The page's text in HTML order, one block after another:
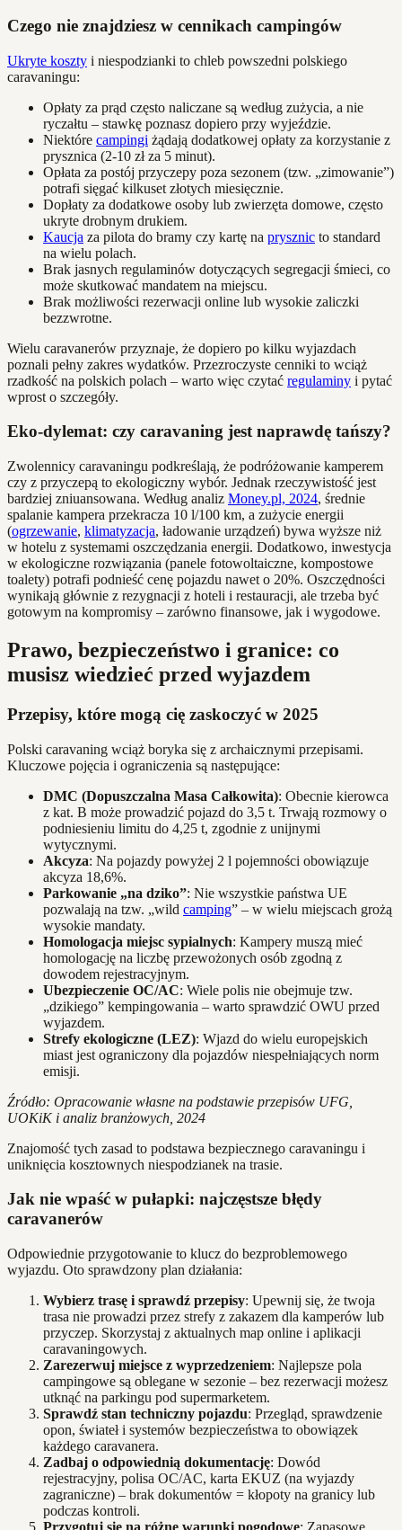
Czego nie znajdziesz w cennikach campingów
Ukryte koszty i niespodzianki to chleb powszedni polskiego
caravaningu:
Opłaty za prąd często naliczane są według zużycia, a nie
ryczałtu – stawkę poznasz dopiero przy wyjeździe.
Niektóre campingi żądają dodatkowej opłaty za korzystanie z
prysznica (2-10 zł za 5 minut).
Opłata za postój przyczepy poza sezonem (tzw. „zimowanie”)
potrafi sięgać kilkuset złotych miesięcznie.
Dopłaty za dodatkowe osoby lub zwierzęta domowe, często
ukryte drobnym drukiem.
Kaucja za pilota do bramy czy kartę na prysznic to standard
na wielu polach.
Brak jasnych regulaminów dotyczących segregacji śmieci, co
może skutkować mandatem na miejscu.
Brak możliwości rezerwacji online lub wysokie zaliczki
bezzwrotne.
Wielu caravanerów przyznaje, że dopiero po kilku wyjazdach
poznali pełny zakres wydatków. Przezroczyste cenniki to wciąż
rzadkość na polskich polach – warto więc czytać regulaminy i pytać
wprost o szczegóły.
Eko-dylemat: czy caravaning jest naprawdę tańszy?
Zwolennicy caravaningu podkreślają, że podróżowanie kamperem
czy z przyczepą to ekologiczny wybór. Jednak rzeczywistość jest
bardziej zniuansowana. Według analiz Money.pl, 2024, średnie
spalanie kampera przekracza 10 l/100 km, a zużycie energii
(ogrzewanie, klimatyzacja, ładowanie urządzeń) bywa wyższe niż
w hotelu z systemami oszczędzania energii. Dodatkowo, inwestycja
w ekologiczne rozwiązania (panele fotowoltaiczne, kompostowe
toalety) potrafi podnieść cenę pojazdu nawet o 20%. Oszczędności
wynikają głównie z rezygnacji z hoteli i restauracji, ale trzeba być
gotowym na kompromisy – zarówno finansowe, jak i wygodowe.
Prawo, bezpieczeństwo i granice: co
musisz wiedzieć przed wyjazdem
Przepisy, które mogą cię zaskoczyć w 2025
Polski caravaning wciąż boryka się z archaicznymi przepisami.
Kluczowe pojęcia i ograniczenia są następujące:
DMC (Dopuszczalna Masa Całkowita): Obecnie kierowca
z kat. B może prowadzić pojazd do 3,5 t. Trwają rozmowy o
podniesieniu limitu do 4,25 t, zgodnie z unijnymi
wytycznymi.
Akcyza: Na pojazdy powyżej 2 l pojemności obowiązuje
akcyza 18,6%.
Parkowanie „na dziko”: Nie wszystkie państwa UE
pozwalają na tzw. „wild camping” – w wielu miejscach grożą
wysokie mandaty.
Homologacja miejsc sypialnych: Kampery muszą mieć
homologację na liczbę przewożonych osób zgodną z
dowodem rejestracyjnym.
Ubezpieczenie OC/AC: Wiele polis nie obejmuje tzw.
„dzikiego” kempingowania – warto sprawdzić OWU przed
wyjazdem.
Strefy ekologiczne (LEZ): Wjazd do wielu europejskich
miast jest ograniczony dla pojazdów niespełniających norm
emisji.
Źródło: Opracowanie własne na podstawie przepisów UFG,
UOKiK i analiz branżowych, 2024
Znajomość tych zasad to podstawa bezpiecznego caravaningu i
uniknięcia kosztownych niespodzianek na trasie.
Jak nie wpaść w pułapki: najczęstsze błędy
caravanerów
Odpowiednie przygotowanie to klucz do bezproblemowego
wyjazdu. Oto sprawdzony plan działania:
Wybierz trasę i sprawdź przepisy: Upewnij się, że twoja
trasa nie prowadzi przez strefy z zakazem dla kamperów lub
przyczep. Skorzystaj z aktualnych map online i aplikacji
caravaningowych.
Zarezerwuj miejsce z wyprzedzeniem: Najlepsze pola
campingowe są oblegane w sezonie – bez rezerwacji możesz
utknąć na parkingu pod supermarketem.
Sprawdź stan techniczny pojazdu: Przegląd, sprawdzenie
opon, świateł i systemów bezpieczeństwa to obowiązek
każdego caravanera.
Zadbaj o odpowiednią dokumentację: Dowód
rejestracyjny, polisa OC/AC, karta EKUZ (na wyjazdy
zagraniczne) – brak dokumentów = kłopoty na granicy lub
podczas kontroli.
Przygotuj się na różne warunki pogodowe: Zapasowe